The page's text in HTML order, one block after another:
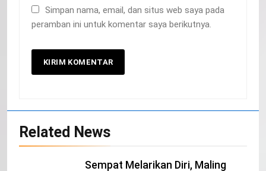
Simpan nama, email, dan situs web saya pada
peramban ini untuk komentar saya berikutnya.
Related News
Sempat Melarikan Diri, Maling
Selamat Hari Kebangkitan Nasional
IKLAN